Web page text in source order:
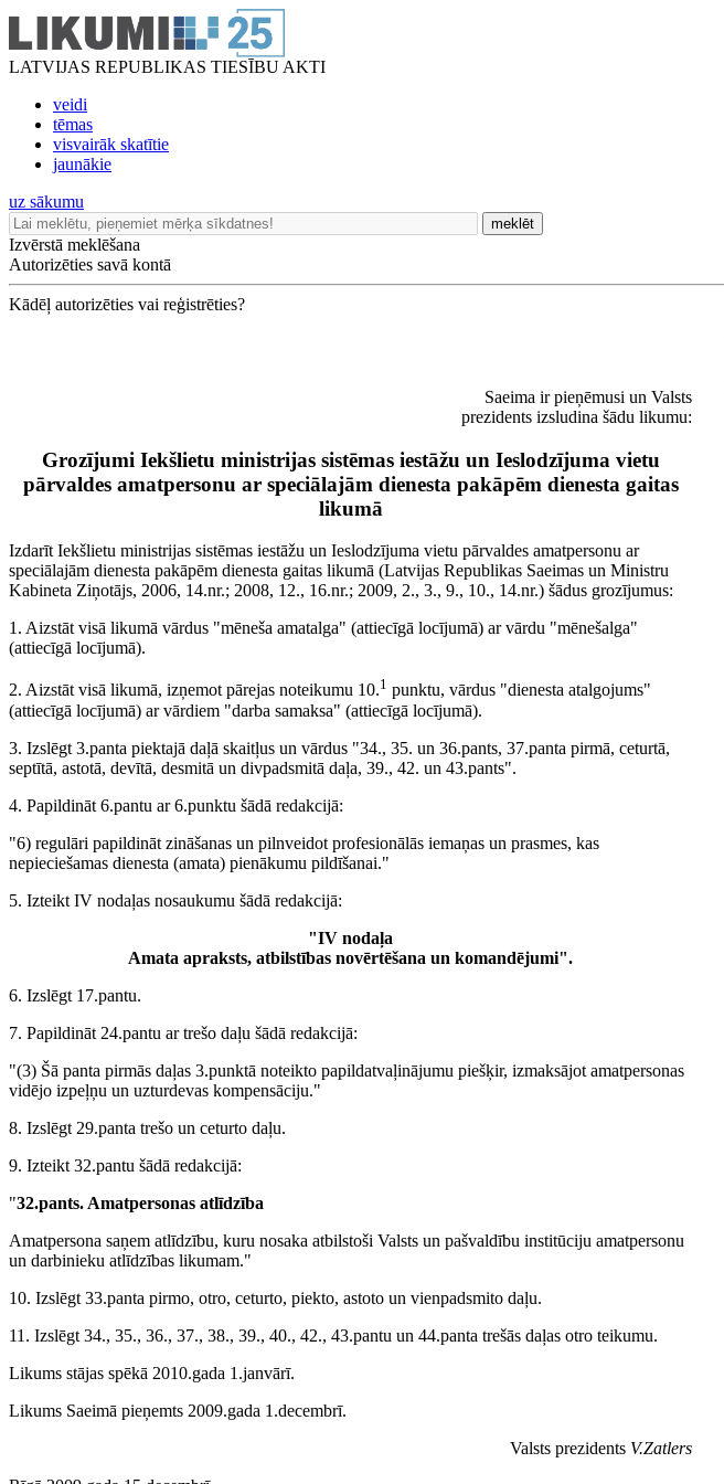
LATVIJAS REPUBLIKAS TIESĪBU AKTI
veidi
tēmas
visvairāk skatītie
jaunākie
uz sākumu
meklēt
Izvērstā meklēšana
Autorizēties savā kontā
Kādēļ autorizēties vai reģistrēties?
Saeima ir pieņēmusi un Valsts
prezidents izsludina šādu likumu:
Grozījumi Iekšlietu ministrijas sistēmas iestāžu un Ieslodzījuma vietu
pārvaldes amatpersonu ar speciālajām dienesta pakāpēm dienesta gaitas
likumā
Izdarīt Iekšlietu ministrijas sistēmas iestāžu un Ieslodzījuma vietu pārvaldes amatpersonu ar
speciālajām dienesta pakāpēm dienesta gaitas likumā (Latvijas Republikas Saeimas un Ministru
Kabineta Ziņotājs, 2006, 14.nr.; 2008, 12., 16.nr.; 2009, 2., 3., 9., 10., 14.nr.) šādus grozījumus:
1. Aizstāt visā likumā vārdus "mēneša amatalga" (attiecīgā locījumā) ar vārdu "mēnešalga"
(attiecīgā locījumā).
2. Aizstāt visā likumā, izņemot pārejas noteikumu 10.1 punktu, vārdus "dienesta atalgojums"
(attiecīgā locījumā) ar vārdiem "darba samaksa" (attiecīgā locījumā).
3. Izslēgt 3.panta piektajā daļā skaitļus un vārdus "34., 35. un 36.pants, 37.panta pirmā, ceturtā,
septītā, astotā, devītā, desmitā un divpadsmitā daļa, 39., 42. un 43.pants".
4. Papildināt 6.pantu ar 6.punktu šādā redakcijā:
"6) regulāri papildināt zināšanas un pilnveidot profesionālās iemaņas un prasmes, kas
nepieciešamas dienesta (amata) pienākumu pildīšanai."
5. Izteikt IV nodaļas nosaukumu šādā redakcijā:
"IV nodaļa
Amata apraksts, atbilstības novērtēšana un komandējumi".
6. Izslēgt 17.pantu.
7. Papildināt 24.pantu ar trešo daļu šādā redakcijā:
"(3) Šā panta pirmās daļas 3.punktā noteikto papildatvaļinājumu piešķir, izmaksājot amatpersonas
vidējo izpeļņu un uzturdevas kompensāciju."
8. Izslēgt 29.panta trešo un ceturto daļu.
9. Izteikt 32.pantu šādā redakcijā:
"32.pants. Amatpersonas atlīdzība
Amatpersona saņem atlīdzību, kuru nosaka atbilstoši Valsts un pašvaldību institūciju amatpersonu
un darbinieku atlīdzības likumam."
10. Izslēgt 33.panta pirmo, otro, ceturto, piekto, astoto un vienpadsmito daļu.
11. Izslēgt 34., 35., 36., 37., 38., 39., 40., 42., 43.pantu un 44.panta trešās daļas otro teikumu.
Likums stājas spēkā 2010.gada 1.janvārī.
Likums Saeimā pieņemts 2009.gada 1.decembrī.
Valsts prezidents V.Zatlers